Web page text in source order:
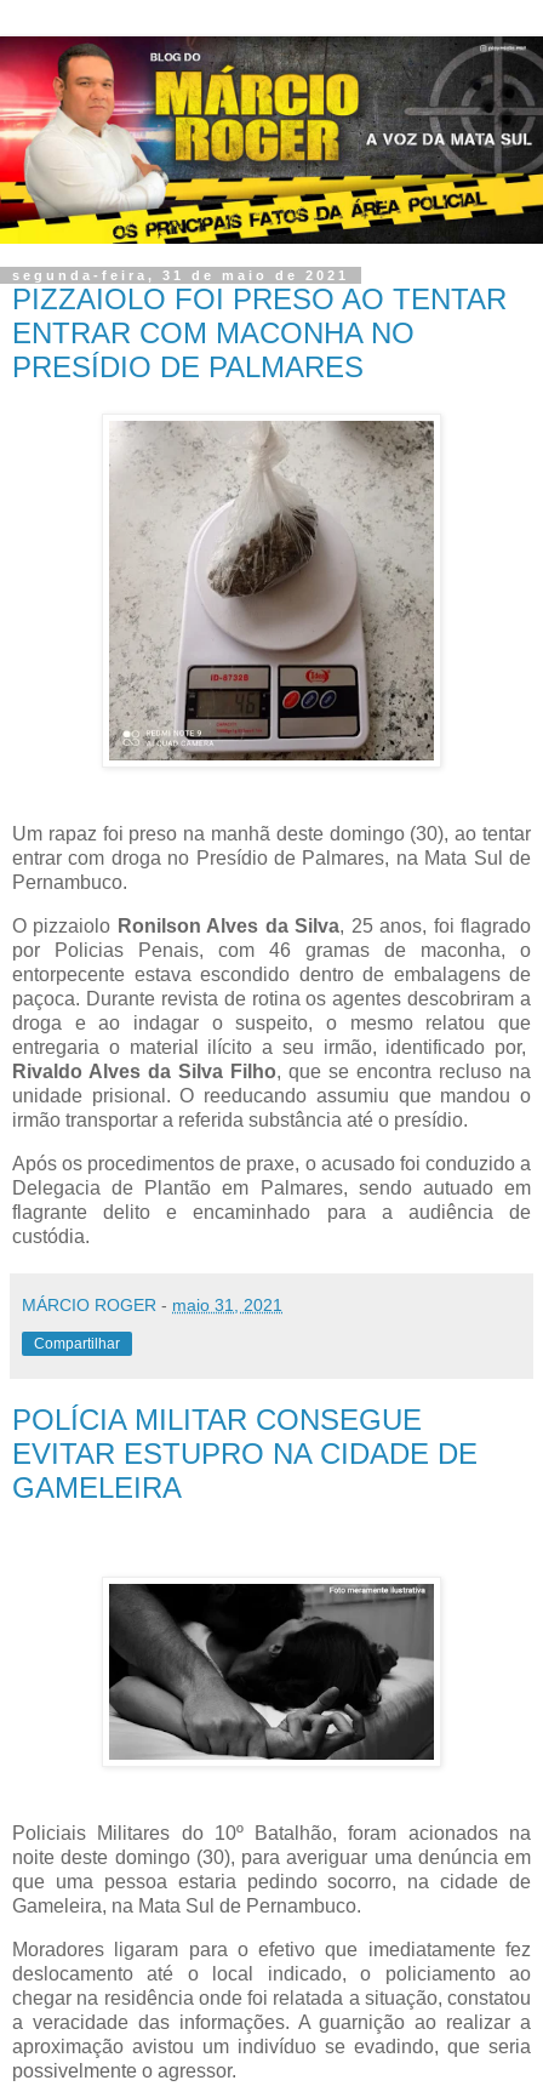
segunda-feira, 31 de maio de 2021
PIZZAIOLO FOI PRESO AO TENTAR
ENTRAR COM MACONHA NO
PRESÍDIO DE PALMARES
Um rapaz foi preso na manhã deste domingo (30), ao tentar
entrar com droga no Presídio de Palmares, na Mata Sul de
Pernambuco.
O pizzaiolo Ronilson Alves da Silva, 25 anos, foi flagrado
por Policias Penais, com 46 gramas de maconha, o
entorpecente estava escondido dentro de embalagens de
paçoca. Durante revista de rotina os agentes descobriram a
droga e ao indagar o suspeito, o mesmo relatou que
entregaria o material ilícito a seu irmão, identificado por,
Rivaldo Alves da Silva Filho, que se encontra recluso na
unidade prisional. O reeducando assumiu que mandou o
irmão transportar a referida substância até o presídio.
Após os procedimentos de praxe, o acusado foi conduzido a
Delegacia de Plantão em Palmares, sendo autuado em
flagrante delito e encaminhado para a audiência de
custódia.
MÁRCIO ROGER - maio 31, 2021
Compartilhar
POLÍCIA MILITAR CONSEGUE
EVITAR ESTUPRO NA CIDADE DE
GAMELEIRA
Policiais Militares do 10º Batalhão, foram acionados na
noite deste domingo (30), para averiguar uma denúncia em
que uma pessoa estaria pedindo socorro, na cidade de
Gameleira, na Mata Sul de Pernambuco.
Moradores ligaram para o efetivo que imediatamente fez
deslocamento até o local indicado, o policiamento ao
chegar na residência onde foi relatada a situação, constatou
a veracidade das informações. A guarnição ao realizar a
aproximação avistou um indivíduo se evadindo, que seria
possivelmente o agressor.